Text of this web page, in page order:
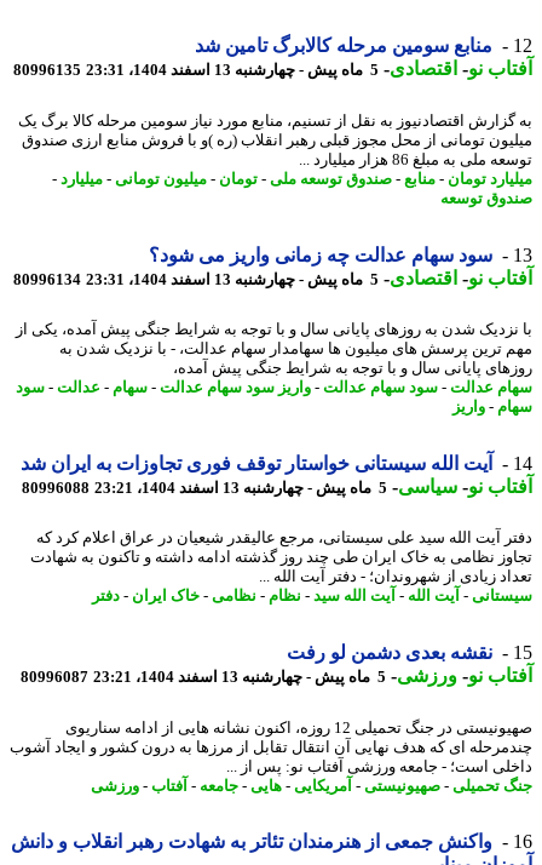
منابع سومین مرحله کالابرگ تامین شد
نو- اقتصادی-5 ماه پیش - چهارشنبه 13 اسفند 1404، 23:31 80996135
اقتصادنیوز به نقل از تسنیم، منابع مورد نیاز سومین مرحله کالا برگ یک
تومانی از محل مجوز قبلی رهبر انقلاب (ره )و با فروش منابع ارزی صندوق
به مبلغ 86 هزار میلیارد ...
تومان-منابع-صندوق توسعه ملی -تومان-میلیون تومانی-میلیارد-
توسعه
سود سهام عدالت چه زمانی واریز می شود؟
نو- اقتصادی-5 ماه پیش - چهارشنبه 13 اسفند 1404، 23:31 80996134
شدن به روزهای پایانی سال و با توجه به شرایط جنگی پیش آمده، یکی از
ترین پرسش های میلیون ها سهامدار سهام عدالت، - با نزدیک شدن به
پایانی سال و با توجه به شرایط جنگی پیش آمده،
عدالت-سود سهام عدالت-واریز سود سهام عدالت-سهام-عدالت-سود
-واریز
آیت الله سیستانی خواستار توقف فوری تجاوزات به ایران شد
نو- سیاسی-5 ماه پیش - چهارشنبه 13 اسفند 1404، 23:21 80996088
آیت الله سید علی سیستانی، مرجع عالیقدر شیعیان در عراق اعلام کرد که
نظامی به خاک ایران طی چند روز گذشته ادامه داشته و تاکنون به شهادت
زیادی از شهروندان؛ - دفتر آیت الله ...
-آیت الله-آیت الله سید -نظام-نظامی-خاک ایران - دفتر
نقشه بعدی دشمن لو رفت
نو- ورزشی-5 ماه پیش - چهارشنبه 13 اسفند 1404، 23:21 80996087
صهیونیستی در جنگ تحمیلی 12 روزه، اکنون نشانه هایی از ادامه سناریوی
ای که هدف نهایی آن انتقال تقابل از مرزها به درون کشور و ایجاد آشوب
است؛ - جامعه ورزشی آفتاب نو: پس از ...
تحمیلی-صهیونیستی-آمریکایی-هایی-جامعه-آفتاب-ورزشی
واکنش جمعی از هنرمندان تئاتر به شهادت رهبر انقلاب و دانش